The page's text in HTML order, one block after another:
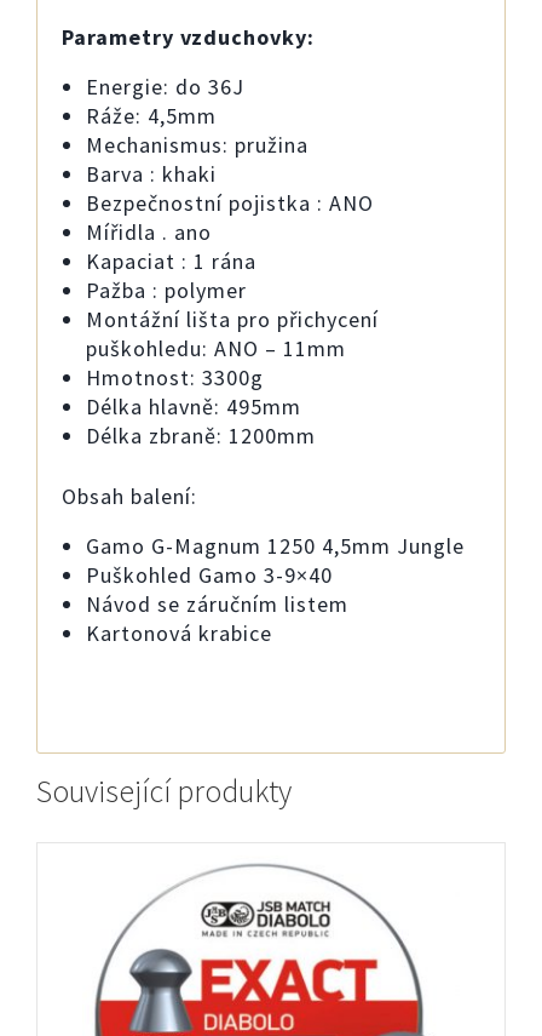
Parametry vzduchovky:
Energie: do 36J
Ráže: 4,5mm
Mechanismus: pružina
Barva : khaki
Bezpečnostní pojistka : ANO
Mířidla . ano
Kapaciat : 1 rána
Pažba : polymer
Montážní lišta pro přichycení
puškohledu: ANO – 11mm
Hmotnost: 3300g
Délka hlavně: 495mm
Délka zbraně: 1200mm
Obsah balení:
Gamo G-Magnum 1250 4,5mm Jungle
Puškohled Gamo 3-9×40
Návod se záručním listem
Kartonová krabice
Související produkty